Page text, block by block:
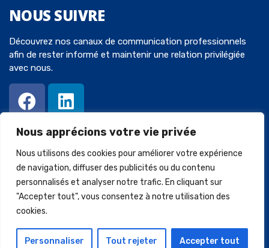
Nous apprécions votre vie privée
Nous utilisons des cookies pour améliorer votre expérience
de navigation, diffuser des publicités ou du contenu
personnalisés et analyser notre trafic. En cliquant sur
"Accepter tout", vous consentez à notre utilisation des
cookies.
Personnaliser Tout rejeter Accepter tout
NOUS SUIVRE
Découvrez nos canaux de communication professionnels
afin de rester informé et maintenir une relation privilégiée
avec nous.
© 2023 Avocats-Chaperot-Wein. Tous droits réservés. Créé par